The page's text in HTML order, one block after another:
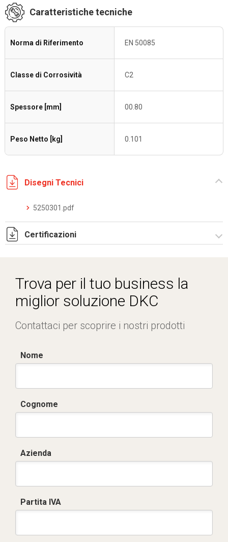
Caratteristiche tecniche
Norma di Riferimento EN 50085
Classe di Corrosività C2
Spessore [mm] 00.80
Peso Netto [kg] 0.101
Disegni Tecnici
5250301.pdf
Certificazioni
Trova per il tuo business la
miglior soluzione DKC
Contattaci per scoprire i nostri prodotti
Nome
Cognome
Azienda
Partita IVA